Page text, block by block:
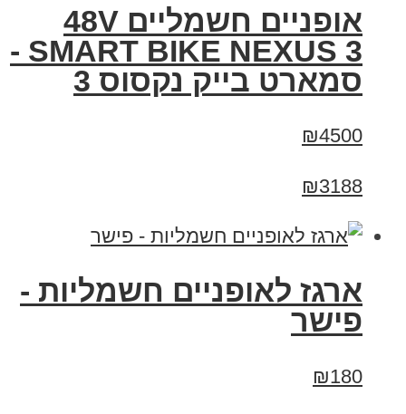
אופניים חשמליים 48V
SMART BIKE NEXUS 3 -
סמארט בייק נקסוס 3
₪4500
₪3188
ארגז לאופניים חשמליות -
פישר
₪180